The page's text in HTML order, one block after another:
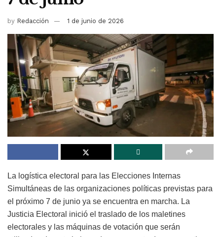
by Redacción 1 de junio de 2026
La logística electoral para las Elecciones Internas
Simultáneas de las organizaciones políticas previstas para
el próximo 7 de junio ya se encuentra en marcha. La
Justicia Electoral inició el traslado de los maletines
electorales y las máquinas de votación que serán